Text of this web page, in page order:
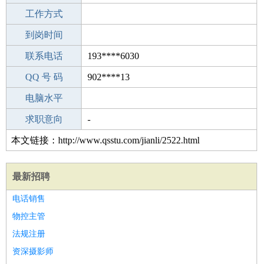
工作经验
工作方式
驾 照
到岗时间
期望月薪
联系电话 193****6030
手机号码 193****6030
QQ 号 码 902****13
微信号码
电脑水平
外语水平
求职意向 -
本文链接：http://www.qsstu.com/jianli/2522.html
最新招聘
电话销售
物控主管
法规注册
资深摄影师